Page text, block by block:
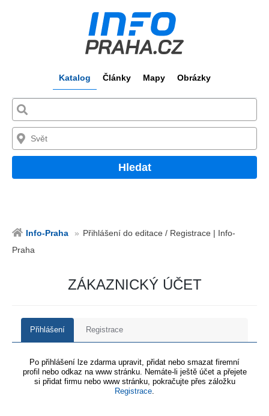
Katalog Články Mapy Obrázky
Hledat
Info-Praha
Přihlášení do editace / Registrace | Info-
Praha
ZÁKAZNICKÝ ÚČET
Přihlášení Registrace
Po přihlášení lze zdarma upravit, přidat nebo smazat firemní
profil nebo odkaz na www stránku. Nemáte-li ještě účet a přejete
si přidat firmu nebo www stránku, pokračujte přes záložku
Registrace.